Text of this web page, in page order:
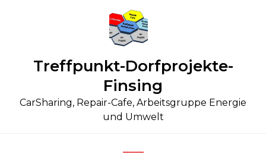
Treffpunkt-Dorfprojekte-
Finsing
CarSharing, Repair-Cafe, Arbeitsgruppe Energie
und Umwelt